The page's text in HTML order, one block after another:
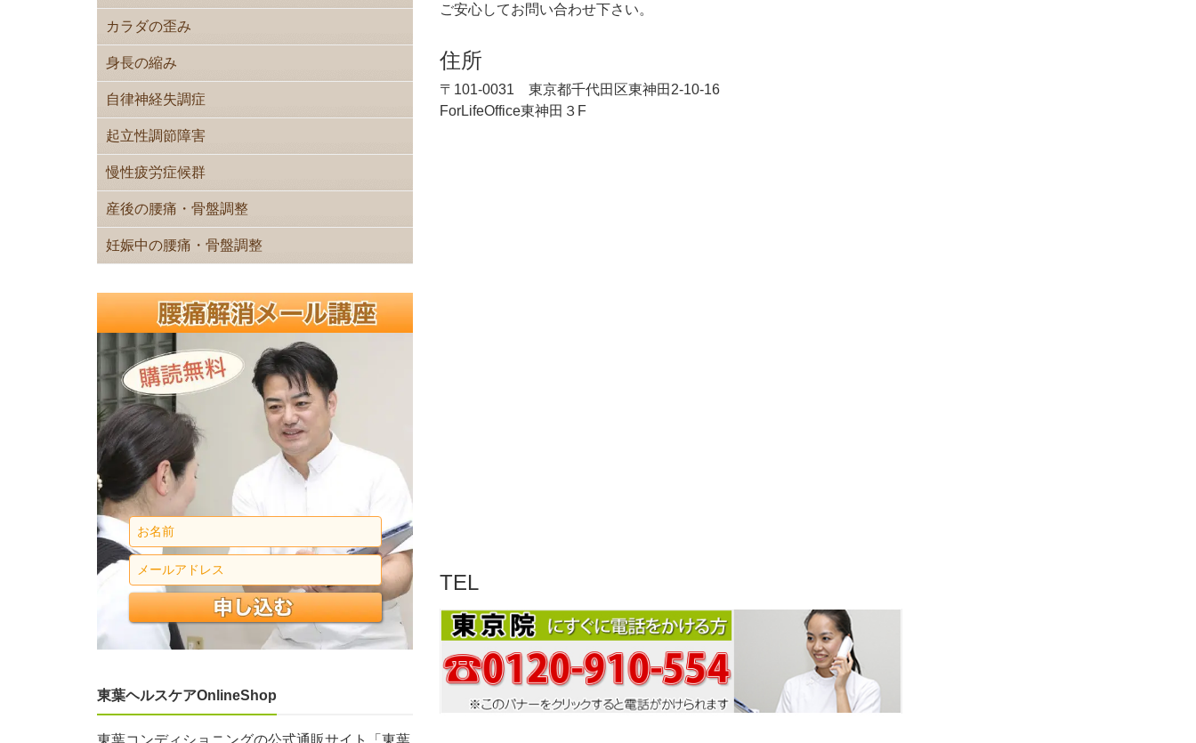
ご安心してお問い合わせ下さい。
住所
〒101-0031 東京都千代田区東神田2-10-16
ForLifeOffice東神田３F
TEL
カラダの歪み
身長の縮み
自律神経失調症
起立性調節障害
慢性疲労症候群
産後の腰痛・骨盤調整
妊娠中の腰痛・骨盤調整
東葉ヘルスケアOnlineShop